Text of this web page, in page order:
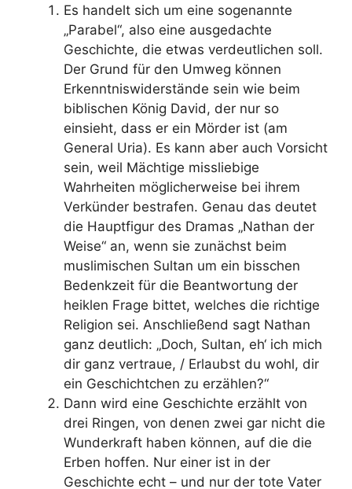
Es handelt sich um eine sogenannte
„Parabel“, also eine ausgedachte
Geschichte, die etwas verdeutlichen soll.
Der Grund für den Umweg können
Erkenntniswiderstände sein wie beim
biblischen König David, der nur so
einsieht, dass er ein Mörder ist (am
General Uria). Es kann aber auch Vorsicht
sein, weil Mächtige missliebige
Wahrheiten möglicherweise bei ihrem
Verkünder bestrafen. Genau das deutet
die Hauptfigur des Dramas „Nathan der
Weise“ an, wenn sie zunächst beim
muslimischen Sultan um ein bisschen
Bedenkzeit für die Beantwortung der
heiklen Frage bittet, welches die richtige
Religion sei. Anschließend sagt Nathan
ganz deutlich: „Doch, Sultan, eh‘ ich mich
dir ganz vertraue, / Erlaubst du wohl, dir
ein Geschichtchen zu erzählen?“
Dann wird eine Geschichte erzählt von
drei Ringen, von denen zwei gar nicht die
Wunderkraft haben können, auf die die
Erben hoffen. Nur einer ist in der
Geschichte echt – und nur der tote Vater